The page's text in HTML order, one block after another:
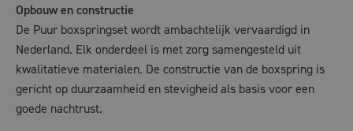
Opbouw en constructie
De Puur boxspringset wordt ambachtelijk vervaardigd in
Nederland. Elk onderdeel is met zorg samengesteld uit
kwalitatieve materialen. De constructie van de boxspring is
gericht op duurzaamheid en stevigheid als basis voor een
goede nachtrust.